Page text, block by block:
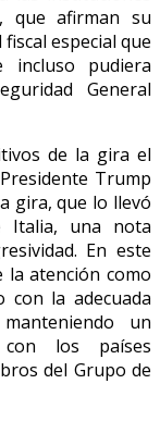
que afirman su
especial que
incluso pudiera
General
de la gira el
Trump
gira, que lo llevó
Italia, una nota
En este
la atención como
la adecuada
un
los países
del Grupo de